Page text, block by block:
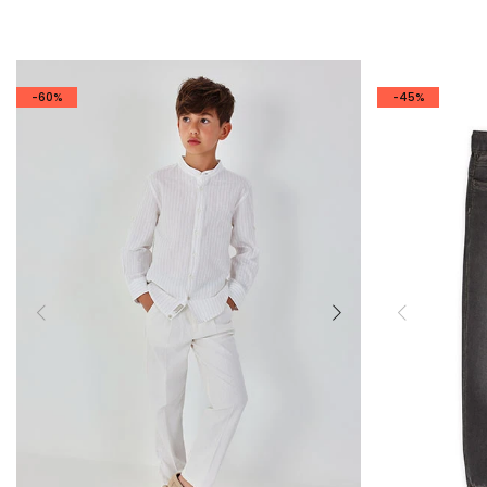
-60% -45%